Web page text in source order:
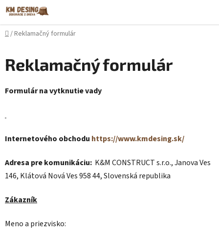
Prejsť
na
obsah
Domov
/Reklamačný formulár
Reklamačný formulár
Formulár na vytknutie vady
Internetového obchodu https://www.kmdesing.sk/
Adresa pre komunikáciu: K&M CONSTRUCT s.r.o., Janova Ves
146, Klátová Nová Ves 958 44, Slovenská republika
Zákazník
Meno a priezvisko: